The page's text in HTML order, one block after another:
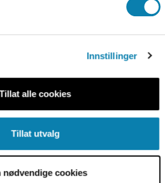
Innstillinger
alle cookies
Tillat utvalg
nødvendige cookies
ved virale
og
og referanselister til hvert
er
I trygge hender 24—7.